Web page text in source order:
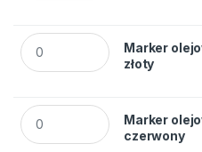
Marker olejowy MUNGYO
Marker
złoty
Marker olejowy MUNGYO
Marker
czerwony